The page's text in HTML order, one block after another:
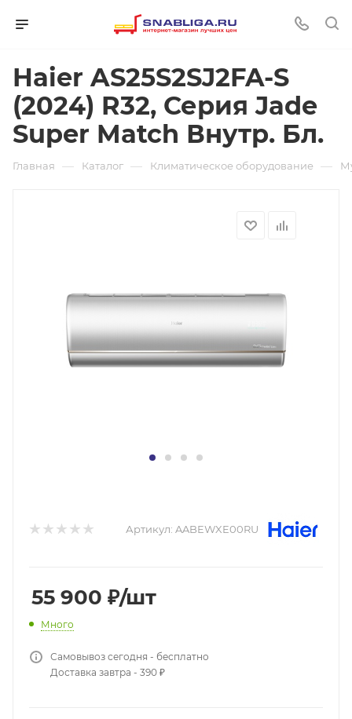
Haier AS25S2SJ2FA-S
(2024) R32, Серия Jade
Super Match Внутр. Бл.
Главная — Каталог — Климатическое оборудование —
Артикул: AABEWXE00RU
55 900 ₽/шт
Много
Самовывоз сегодня - бесплатно
Доставка завтра - 390 ₽